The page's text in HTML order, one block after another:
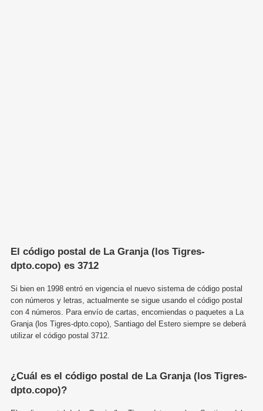
El código postal de La Granja (los Tigres-
dpto.copo) es 3712
Si bien en 1998 entró en vigencia el nuevo sistema de código postal
con números y letras, actualmente se sigue usando el código postal
con 4 números. Para envío de cartas, encomiendas o paquetes a La
Granja (los Tigres-dpto.copo), Santiago del Estero siempre se deberá
utilizar el código postal 3712.
¿Cuál es el código postal de La Granja (los Tigres-
dpto.copo)?